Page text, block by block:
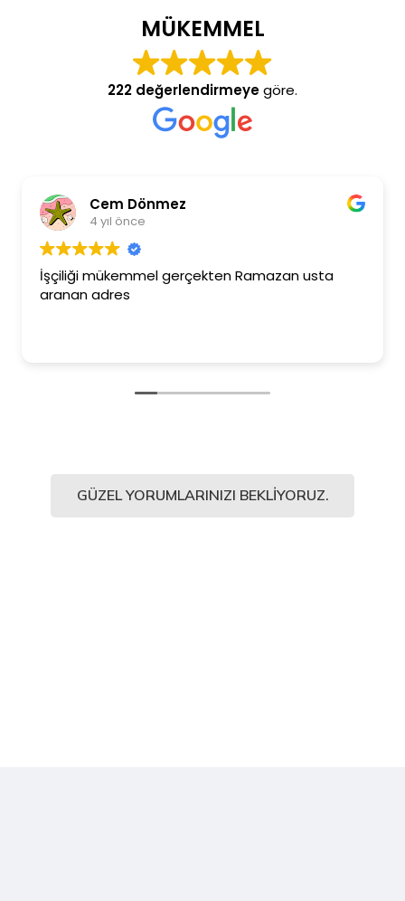
MÜKEMMEL
222 değerlendirmeyegöre.
Cem Dönmez
4 yıl önce
İşçiliği mükemmel gerçekten Ramazan usta
aranan adres
GÜZEL YORUMLARINIZI BEKLIYORUZ.